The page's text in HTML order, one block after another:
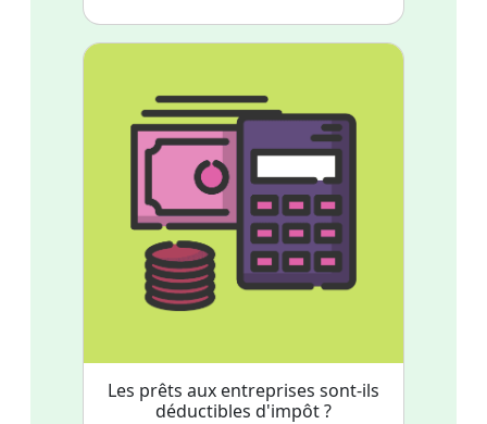
Les prêts aux entreprises sont-ils
déductibles d'impôt ?